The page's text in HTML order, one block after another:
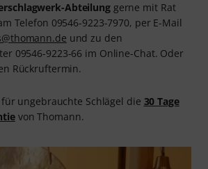
Abteilunggerne mit Rat
Telefon 09546-9223-7970, per E-Mail
und zu den
09546-9223-66 im Online-Chat. Oder
Rückruftermin.
ungebrauchte Schlägel die 30 Tage
von Thomann.